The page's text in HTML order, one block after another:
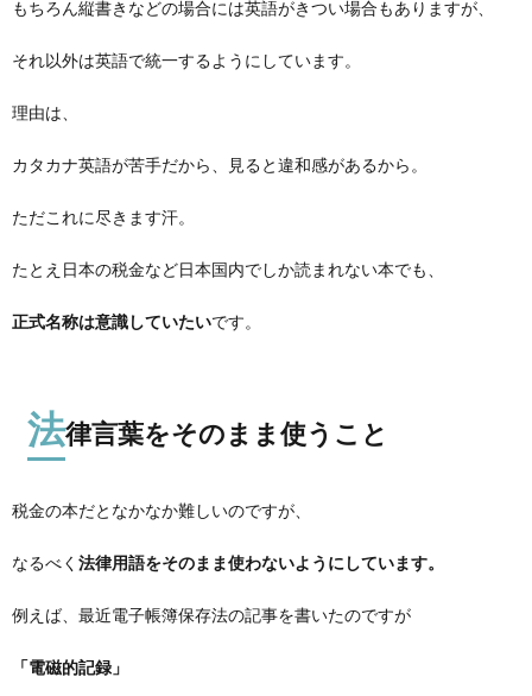
もちろん縦書きなどの場合には英語がきつい場合もありますが、
それ以外は英語で統一するようにしています。
理由は、
カタカナ英語が苦手だから、見ると違和感があるから。
ただこれに尽きます汗。
たとえ日本の税金など日本国内でしか読まれない本でも、
正式名称は意識していたいです。
法律言葉をそのまま使うこと
税金の本だとなかなか難しいのですが、
なるべく 法律用語をそのまま使わないようにしています。
例えば、最近電子帳簿保存法の記事を書いたのですが
「電磁的記録」